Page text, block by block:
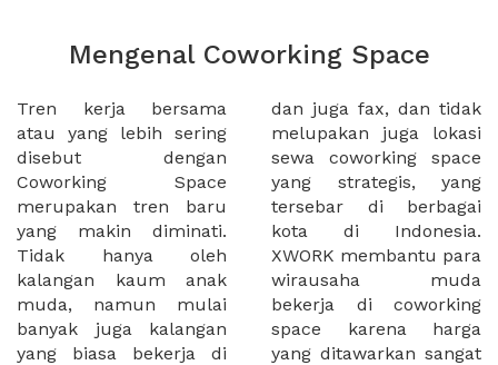
Mengenal Coworking Space
Tren kerja bersama
atau yang lebih sering
disebut dengan
Coworking Space
merupakan tren baru
yang makin diminati.
Tidak hanya oleh
kalangan kaum anak
muda, namun mulai
banyak juga kalangan
yang biasa bekerja di
dan juga fax, dan tidak
melupakan juga lokasi
sewa coworking space
yang strategis, yang
tersebar di berbagai
kota di Indonesia.
XWORK membantu para
wirausaha muda
bekerja di coworking
space karena harga
yang ditawarkan sangat